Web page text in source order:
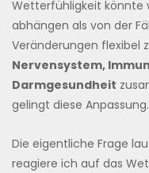
Wetterfühligkeit könnte
abhängen als von der
Veränderungen flexibel
Nervensystem,
Darmgesundheit
gelingt diese Anpassung.
Die eigentliche Frage
reagiere ich auf das